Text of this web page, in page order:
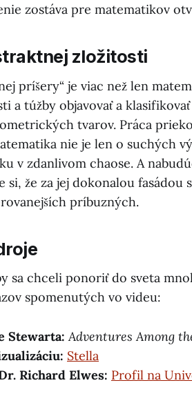
zostáva pre matematikov
zložitosti
príšery“ je viac než len
a túžby objavovať a
tvarov. Práca
nie je len o suchých
v zdanlivom chaose. A
si, že za jej dokonalou fasádou
príbuzných.
sa chceli ponoriť do sveta
spomenutých vo videu:
Stewarta: Adventures Among
Stella
Richard Elwes: Profil na